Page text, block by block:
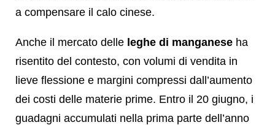
a compensare il calo cinese.
Anche il mercato delle leghe di manganese ha
risentito del contesto, con volumi di vendita in
lieve flessione e margini compressi dall’aumento
dei costi delle materie prime. Entro il 20 giugno, i
guadagni accumulati nella prima parte dell’anno